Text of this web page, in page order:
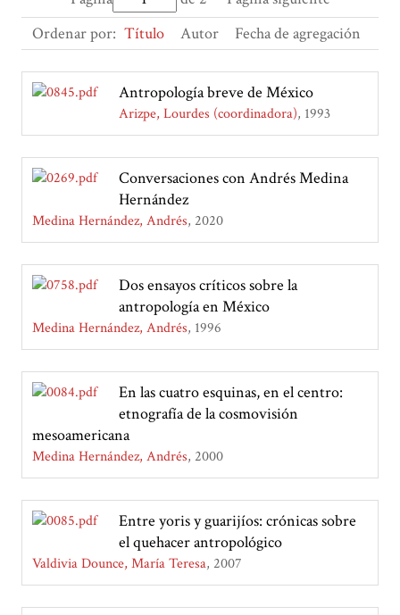
Ordenar por: Título Autor Fecha de agregación
Antropología breve de México
Arizpe, Lourdes (coordinadora) 1993
Conversaciones con Andrés Medina
Hernández
Medina Hernández, Andrés 2020
Dos ensayos críticos sobre la
antropología en México
Medina Hernández, Andrés 1996
En las cuatro esquinas, en el centro:
etnografía de la cosmovisión
mesoamericana
Medina Hernández, Andrés 2000
Entre yoris y guarijíos: crónicas sobre
el quehacer antropológico
Valdivia Dounce, María Teresa 2007